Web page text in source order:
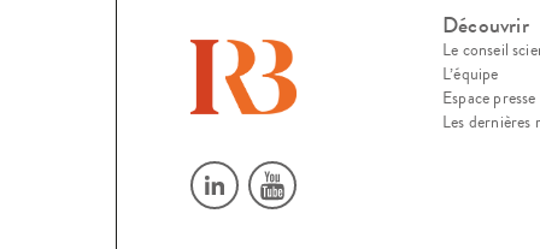
Découvrir
Le conseil
L’équipe
Espace presse
Les dernières